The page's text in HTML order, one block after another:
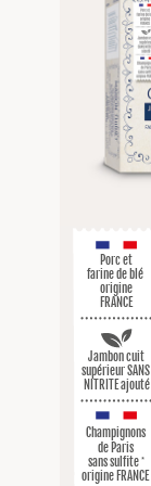
Porc et
farine de blé
origine
FRANCE
Champignons
de Paris
sans sulfite *
origine FRANCE
Jambon cuit
supérieur SANS
NITRITE ajouté